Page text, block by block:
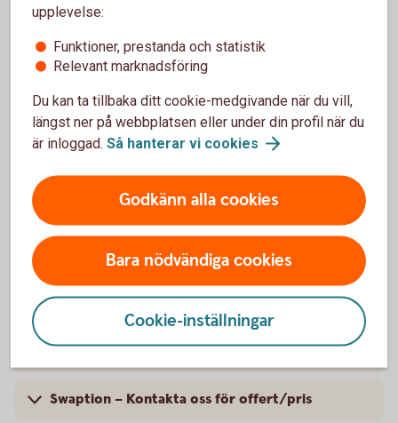
Varför swaption?
Säkerställ att ert resultat inte minskas av en
Möjlighet att förändra företagets ränterisk i ett
lån eller en placering
Ger rätten, men inte skyldigheten, att ändra rörlig
Skaffa swaption på ett bankkontor
Så fungerar en swaption
Fakta om swaption
Swaption – Kontakta oss för offert/pris
upplevelse:
Funktioner, prestanda och statistik
Relevant marknadsföring
Du kan ta tillbaka ditt cookie-medgivande när du vill,
längst ner på webbplatsen eller under din profil när du
är inloggad. Så hanterar vi cookies
Godkänn alla cookies
Bara nödvändiga cookies
Cookie-inställningar